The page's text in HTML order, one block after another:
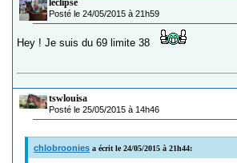
leclipse
Posté le 24/05/2015 à 21h59
Hey ! Je suis du 69 limite 38
tswlouisa
Posté le 25/05/2015 à 14h46
chlobroonies a écrit le 24/05/2015 à 21h44: